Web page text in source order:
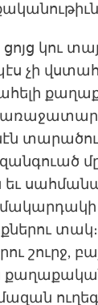
կու
չի
շուրջ,